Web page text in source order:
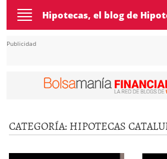
Toggle
navigation
Hipotecas, el blog de
Publicidad
CATEGORÍA: HIPOTECAS